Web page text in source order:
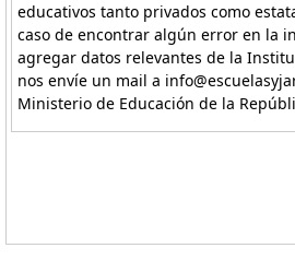
educativos tanto privados como
caso de encontrar algún error en la
agregar datos relevantes de la
nos envíe un mail a
Ministerio de Educación de la